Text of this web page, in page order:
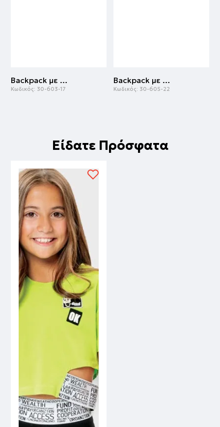
Backpack με pop it | ΡΟΖ
Κωδικός: 30-603-17
Backpack με γκλίτερ | ΛΕΥΚΟ
Κωδικός: 30-605-22
Είδατε Πρόσφατα